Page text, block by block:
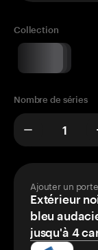
Collection
Nombre de séries
Ajouter un
Extérieur
bleu
jusqu'à 4